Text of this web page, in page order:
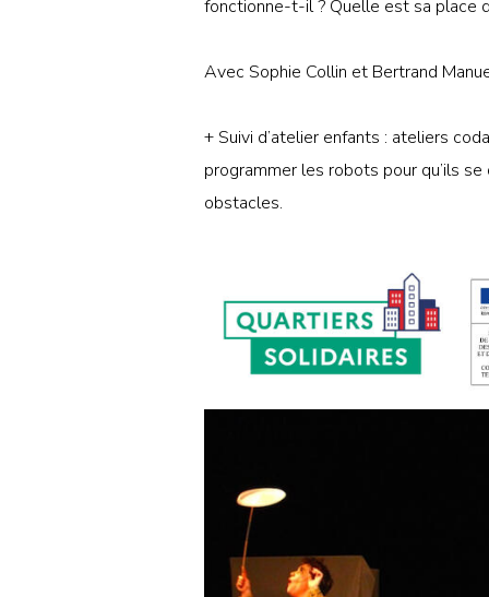
fonctionne-t-il ? Quelle est sa place
Avec Sophie Collin et Bertrand
+ Suivi d’atelier enfants : ateliers
programmer les robots pour qu’ils
obstacles.